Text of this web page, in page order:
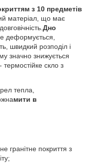
з 10 предметів
матеріал, що має
Дно
деформується,
швидкий розподіл і
значно знижується
термостійке скло з
тепла,
мити в
гранітне покриття з